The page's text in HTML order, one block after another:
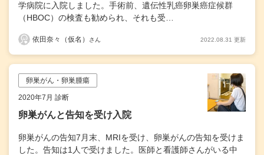
学病院に入院しました。手術前、遺伝性乳癌卵巣癌症候群
（HBOC）の検査も勧められ、それも受…
依田奈々（仮名） さん 2022.08.31 更新
卵巣がん・卵巣腫瘍
2020年7月 診断
卵巣がんと告知を受け入院
卵巣がんの告知7月末、MRIを受け、卵巣がんの告知を受けま
した。告知は1人で受けました。医師と看護師さんがいる中